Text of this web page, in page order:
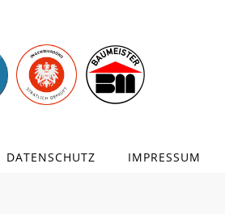
IMPRESSUM
DATENSCHUTZ